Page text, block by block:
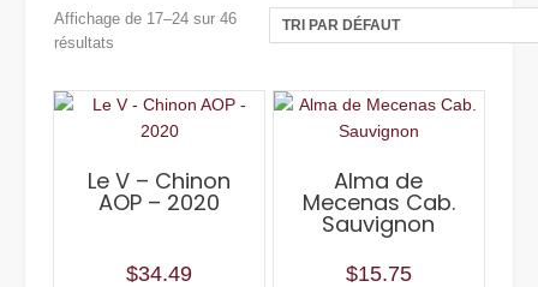
Affichage de 17–24 sur 46
résultats
Le V – Chinon
AOP – 2020
$34.49
Alma de
Mecenas Cab.
Sauvignon
$15.75